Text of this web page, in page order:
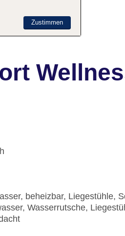
beheizbar, Liegestühle,
Wasserrutsche,
Zustimmen